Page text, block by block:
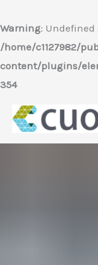
Warning: Undefined
/home/c1127982/
content/plugins/
354
容
を
ス
キ